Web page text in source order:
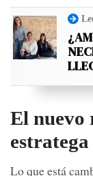
El nuevo
estratega
Lo que está